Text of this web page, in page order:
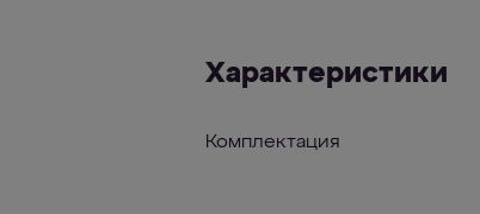
Характеристики
Комплектация